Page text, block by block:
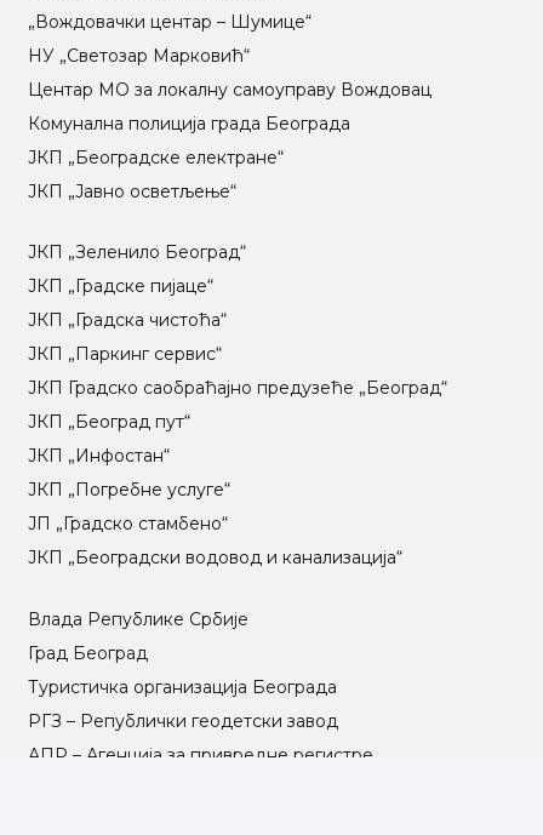
„Вождовачки центар – Шумице“
НУ „Светозар Марковић“
Центар МO за локалну самоуправу Вождовац
Комунална полиција града Београда
ЈКП „Београдске електране“
ЈКП „Јавно осветљење“
ЈКП „Зеленило Београд“
ЈКП „Градске пијаце“
ЈКП „Градска чистоћа“
ЈКП „Паркинг сервис“
ЈКП Градско саобраћајно предузеће „Београд“
ЈКП „Београд пут“
ЈКП „Инфостан“
ЈКП „Погребне услуге“
ЈП „Градско стамбено“
ЈКП „Београдски водовод и канализација“
Влада Републике Србије
Град Београд
Туристичка организација Београда
РГЗ – Републички геодетски завод
АПР – Агенција за привредне регистре